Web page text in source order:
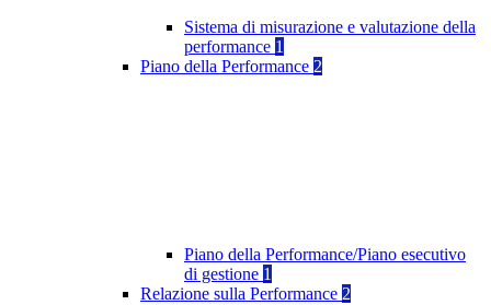
Sistema di misurazione e valutazione della
performance 1
Piano della Performance 2
Piano della Performance/Piano esecutivo
di gestione 1
Relazione sulla Performance 2